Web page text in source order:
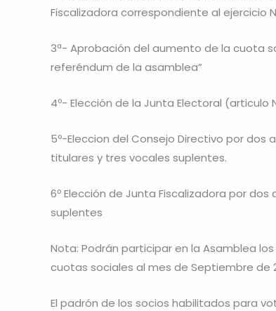
Fiscalizadora correspondiente al ejercicio
3ª- Aprobación del aumento de la cuota
referéndum de la asamblea”
4º- Elección de la Junta Electoral (articulo
5º-Eleccion del Consejo Directivo por dos
titulares y tres vocales suplentes.
6º Elección de Junta Fiscalizadora por
suplentes
Nota: Podrán participar en la Asamblea
cuotas sociales al mes de Septiembre de
El padrón de los socios habilitados para